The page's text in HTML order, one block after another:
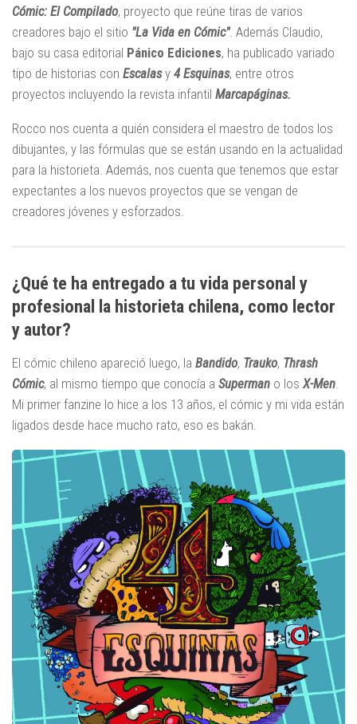
Cómic: El Compilado, proyecto que reúne tiras de varios
creadores bajo el sitio "La Vida en Cómic". Además Claudio,
bajo su casa editorial Pánico Ediciones, ha publicado variado
tipo de historias con Escalasy 4 Esquinas, entre otros
proyectos incluyendo la revista infantil Marcapáginas.
Rocco nos cuenta a quién considera el maestro de todos los
dibujantes, y las fórmulas que se están usando en la actualidad
para la historieta. Además, nos cuenta que tenemos que estar
expectantes a los nuevos proyectos que se vengan de
creadores jóvenes y esforzados.
¿Qué te ha entregado a tu vida personal y
profesional la historieta chilena, como lector
y autor?
El cómic chileno apareció luego, la Bandido, Trauko, Thrash
Cómic, al mismo tiempo que conocía a Superman o losX-Men.
Mi primer fanzine lo hice a los 13 años, el cómic y mi vida están
ligados desde hace mucho rato, eso es bakán.